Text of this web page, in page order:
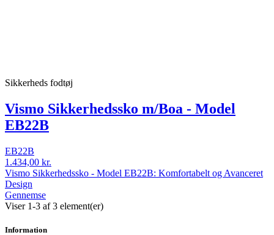
Sikkerheds fodtøj
Vismo Sikkerhedssko m/Boa - Model
EB22B
EB22B
1.434,00 kr.
Vismo Sikkerhedssko - Model EB22B: Komfortabelt og Avanceret
Design
Gennemse
Viser 1-3 af 3 element(er)
Information